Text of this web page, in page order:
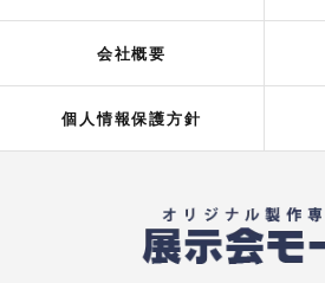
会社概要
個人情報保護方針